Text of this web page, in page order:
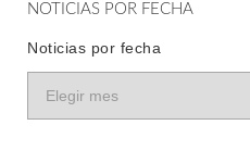
NOTICIAS POR FECHA
Noticias por fecha